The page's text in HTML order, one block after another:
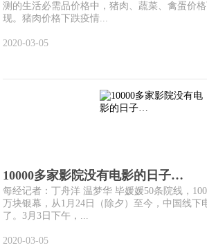
测的生活必需品价格中，猪肉、蔬菜、禽蛋价
现。猪肉价格下跌疫情...
2020-03-05
10000多家影院没有电影的日子…
每经记者：丁舟洋 温梦华 毕媛媛50条院线，
万块银幕，从1月24日（除夕）至今，中国线下
了。3月3日下午，...
2020-03-05